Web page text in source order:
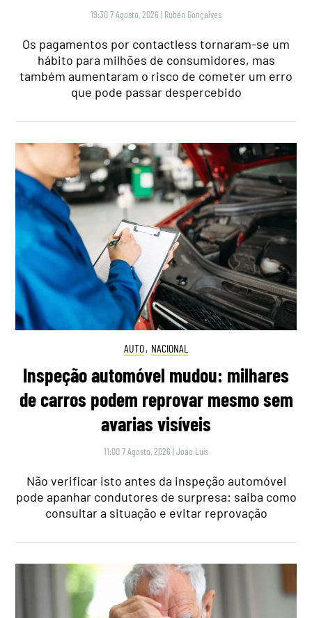
19:30 7 Agosto, 2026 | Rubén Gonçalves
Os pagamentos por contactless tornaram-se um
hábito para milhões de consumidores, mas
também aumentaram o risco de cometer um erro
que pode passar despercebido
AUTO, NACIONAL
Inspeção automóvel mudou: milhares
de carros podem reprovar mesmo sem
avarias visíveis
11:00 7 Agosto, 2026 |João Luís
Não verificar isto antes da inspeção automóvel
pode apanhar condutores de surpresa: saiba como
consultar a situação e evitar reprovação